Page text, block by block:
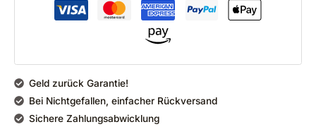
Geld zurück Garantie!
Bei Nichtgefallen, einfacher Rückversand
Sichere Zahlungsabwicklung